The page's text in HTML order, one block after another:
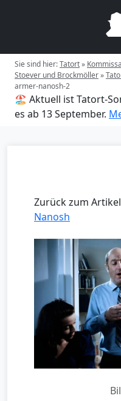
Sie sind hier:Tatort»
Stoever und Brockmöller»
armer-nanosh-2
🏖️ Aktuell ist Tatort-
es ab 13 September.
Zurück zum
Nanosh